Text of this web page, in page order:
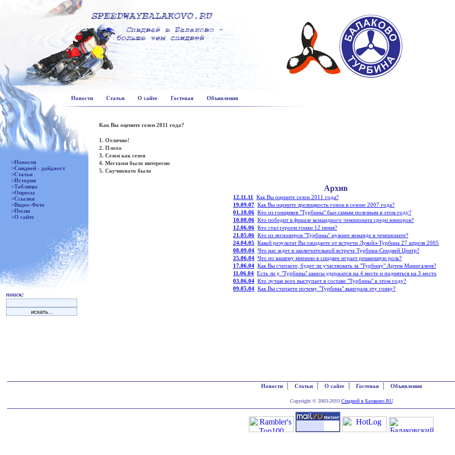
Новости Статьи О сайте Гостевая Объявления
>Новости
>Спидвей - дайджест
>Статьи
>История
>Таблицы
>Опросы
>Ссылки
>Видео-Фото
>Песни
>О сайте
поиск:
Как Вы оцените сезон 2011 года?
1. Отлично!
2. Плохо
3. Сезон как сезон
4. Местами было интересно
5. Скучновато было
Архив
12.11.11
Как Вы оцените сезон 2011 года?
19.09.07 Как Вы оцените зрелищность гонок в сезоне 2007 года?
01.10.06 Кто из гонщиков "Турбины" был самым полезным в этом году?
10.08.06 Кто победит в финале командного чемпионата среди юниоров?
12.06.06 Кто стал героем гонки 12 июня?
21.05.06 Кто из легионеров "Турбины" нужнее команде в чемпионате?
24.04.05 Какой результат Вы ожидаете от встречи Лукойл-Турбина 27 апреля 2005
08.09.04 Что нас ждет в заключительной встрече Турбина-Спидвей Центр?
25.06.04 Что по вашему мнению в спидвее играет решающую роль?
17.06.04 Как Вы считаете, будет ли участвовать за "Турбину" Артем Минигалеев?
11.06.04 Есть ли у "Турбины" шансы удержатся на 4 месте и подняться на 3 место
03.06.04 Кто лучше всех выступает в составе "Турбины" в этом году?
09.05.04 Как Вы считаетe почему "Турбина" выиграла эту гонку?
Новости| Статьи| О сайте| Гостевая| Объявления
Copyright © 2003-2010 Спидвей в Балаково.RU